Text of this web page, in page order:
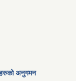
अनुगमन